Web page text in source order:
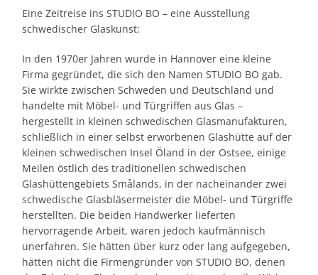
Eine Zeitreise ins STUDIO BO – eine Ausstellung
schwedischer Glaskunst:
In den 1970er Jahren wurde in Hannover eine kleine
Firma gegründet, die sich den Namen STUDIO BO gab.
Sie wirkte zwischen Schweden und Deutschland und
handelte mit Möbel- und Türgriffen aus Glas –
hergestellt in kleinen schwedischen Glasmanufakturen,
schließlich in einer selbst erworbenen Glashütte auf der
kleinen schwedischen Insel Öland in der Ostsee, einige
Meilen östlich des traditionellen schwedischen
Glashüttengebiets Smålands, in der nacheinander zwei
schwedische Glasbläsermeister die Möbel- und Türgriffe
herstellten. Die beiden Handwerker lieferten
hervorragende Arbeit, waren jedoch kaufmännisch
unerfahren. Sie hätten über kurz oder lang aufgegeben,
hätten nicht die Firmengründer von STUDIO BO, denen